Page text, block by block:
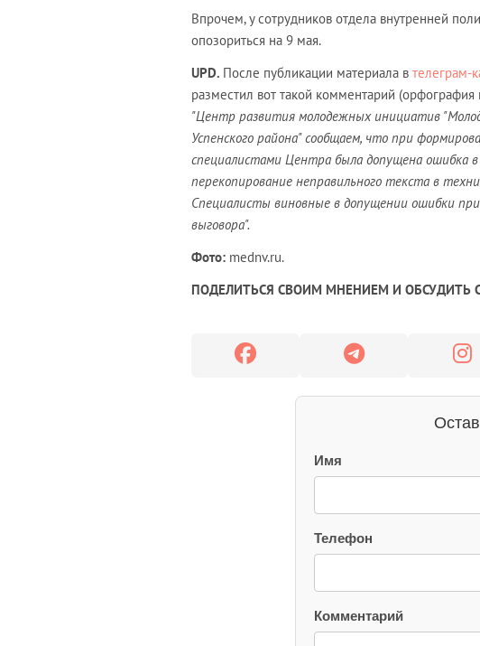
Впрочем, у сотрудников отдела внутренней
опозориться на 9 мая.
UPD. После публикации материала в телеграм-
разместил вот такой комментарий (орфография
"Центр развития молодежных инициатив
Успенского района" сообщаем, что при
специалистами Центра была допущена ошибка
перекопирование неправильного текста в
Специалисты виновные в допущении ошибки
выговора".
Фото: mednv.ru.
ПОДЕЛИТЬСЯ СВОИМ МНЕНИЕМ И
Имя
Телефон
Комментарий